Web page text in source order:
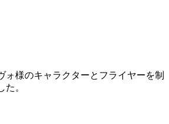
ォ様のキャラクターとフライヤーを制
。